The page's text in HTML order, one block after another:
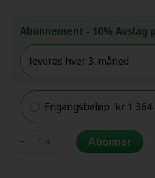
Abonnement - 10% Avslag
Engangsbeløp kr 1 364
Genvex
Abonner